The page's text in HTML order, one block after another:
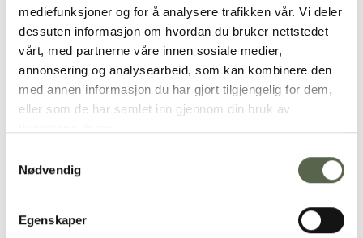
mediefunksjoner og for å analysere trafikken vår. Vi deler
dessuten informasjon om hvordan du bruker nettstedet
vårt, med partnerne våre innen sosiale medier,
annonsering og analysearbeid, som kan kombinere den
med annen informasjon du har gjort tilgjengelig for dem,
eller som de har samlet inn gjennom din bruk av
Nødvendig
Egenskaper
WEIGHT 0.400 kg
PRODUCT Cutlery
Add to
wishlist